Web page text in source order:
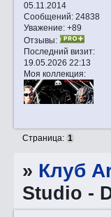
05.11.2014
Сообщений:24838
Уважение: +89
Отзывы:
Последний визит:
19.05.2026 22:13
Моя коллекция:
Страница: 1
» Клуб
Studio -